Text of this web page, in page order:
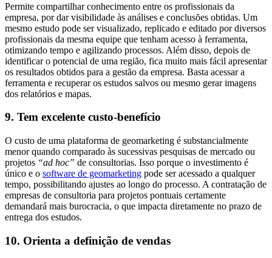
Permite compartilhar conhecimento entre os profissionais da
empresa, por dar visibilidade às análises e conclusões obtidas. Um
mesmo estudo pode ser visualizado, replicado e editado por diversos
profissionais da mesma equipe que tenham acesso à ferramenta,
otimizando tempo e agilizando processos. Além disso, depois de
identificar o potencial de uma região, fica muito mais fácil apresentar
os resultados obtidos para a gestão da empresa. Basta acessar a
ferramenta e recuperar os estudos salvos ou mesmo gerar imagens
dos relatórios e mapas.
9. Tem excelente custo-benefício
O custo de uma plataforma de geomarketing é substancialmente
menor quando comparado às sucessivas pesquisas de mercado ou
projetos “ad hoc” de consultorias. Isso porque o investimento é
único e o software de geomarketing pode ser acessado a qualquer
tempo, possibilitando ajustes ao longo do processo. A contratação de
empresas de consultoria para projetos pontuais certamente
demandará mais burocracia, o que impacta diretamente no prazo de
entrega dos estudos.
10. Orienta a definição de vendas